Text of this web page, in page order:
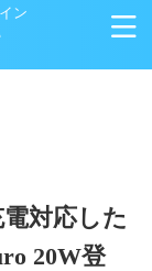
ン
電対応した
20W登